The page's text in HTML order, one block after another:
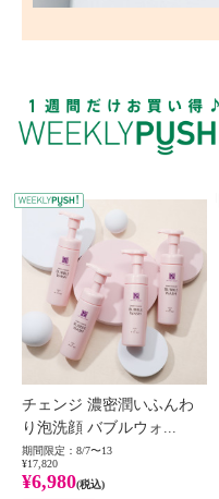
チェンジ 濃密潤いふんわ
り泡洗顔 バブルウォ...
期間限定：8/7〜13
¥17,820
¥6,980(税込)